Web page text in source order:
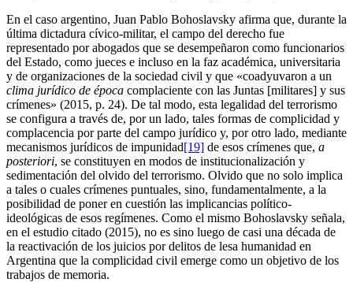
En el caso argentino, Juan Pablo Bohoslavsky afirma que, durante la
última dictadura cívico-militar, el campo del derecho fue
representado por abogados que se desempeñaron como funcionarios
del Estado, como jueces e incluso en la faz académica, universitaria
y de organizaciones de la sociedad civil y que «coadyuvaron a un
clima jurídico de época complaciente con las Juntas [militares] y sus
crímenes» (2015, p. 24). De tal modo, esta legalidad del terrorismo
se configura a través de, por un lado, tales formas de complicidad y
complacencia por parte del campo jurídico y, por otro lado, mediante
mecanismos jurídicos de impunidad[19] de esos crímenes que, a
posteriori, se constituyen en modos de institucionalización y
sedimentación del olvido del terrorismo. Olvido que no solo implica
a tales o cuales crímenes puntuales, sino, fundamentalmente, a la
posibilidad de poner en cuestión las implicancias político-
ideológicas de esos regímenes. Como el mismo Bohoslavsky señala,
en el estudio citado (2015), no es sino luego de casi una década de
la reactivación de los juicios por delitos de lesa humanidad en
Argentina que la complicidad civil emerge como un objetivo de los
trabajos de memoria.